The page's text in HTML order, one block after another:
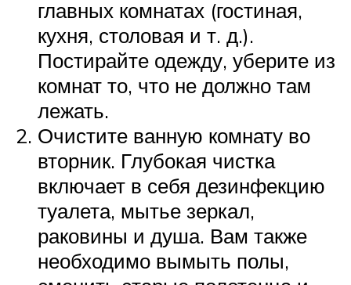
главных комнатах (гостиная,
кухня, столовая и т. д.).
Постирайте одежду, уберите из
комнат то, что не должно там
лежать.
Очистите ванную комнату во
вторник. Глубокая чистка
включает в себя дезинфекцию
туалета, мытье зеркал,
раковины и душа. Вам также
необходимо вымыть полы,